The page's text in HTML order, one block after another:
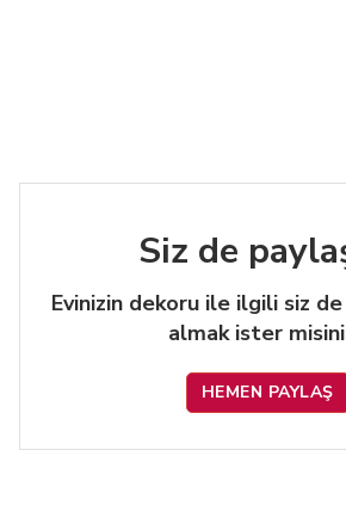
Siz de
Evinizin dekoru ile ilgili siz
almak ister
HEMEN PAYLAŞ